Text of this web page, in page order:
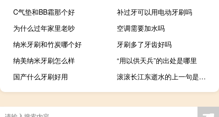
C气垫和BB霜那个好
补过牙可以用电动牙刷吗
为什么过年家里老吵
空调需要加水吗
纳米牙刷和竹炭哪个好
牙刷多了牙齿好吗
纳美纳米牙刷怎么样
“用以供天兵”的出处是哪里
国产什么牙刷好用
滚滚长江东逝水的上一句是什么